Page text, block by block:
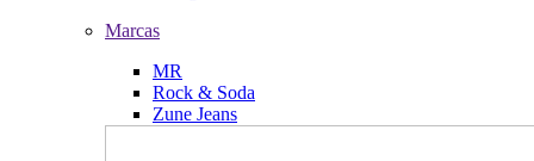
Marcas
MR
Rock & Soda
Zune Jeans